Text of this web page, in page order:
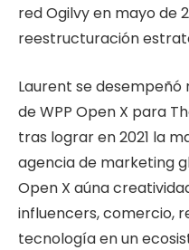
red Ogilvy en mayo de
reestructuración
Laurent se
de WPP Open X para
tras lograr en 2021 la
agencia de marketing
Open X aúna
influencers, comercio,
tecnología en un